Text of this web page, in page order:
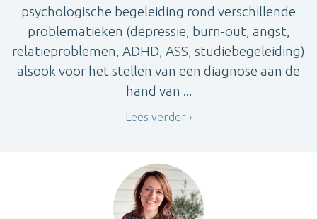
psychologische begeleiding rond verschillende
problematieken (depressie, burn-out, angst,
relatieproblemen, ADHD, ASS, studiebegeleiding)
alsook voor het stellen van een diagnose aan de
hand van ...
Lees verder